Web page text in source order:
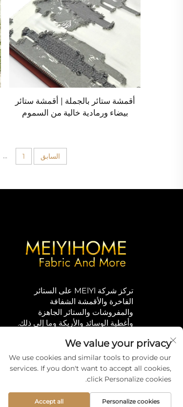
أقمشة ستائر بالجملة | أقمشة ستائر
بيضاء ورمادية خالية من السموم
السابق 1
...
تركز شركة MElYl على الستائر
الفاخرة والأقمشة الشفافة
والمفروشات والستائر الجاهزة
وأغطية الوسائد والأريكة وما إلى ذلك.
We value your privacy
We use cookies and similar tools to provide our
services. If you don't want to accept all cookies,
click Personalize cookies.
Personalize cookies
Accept all